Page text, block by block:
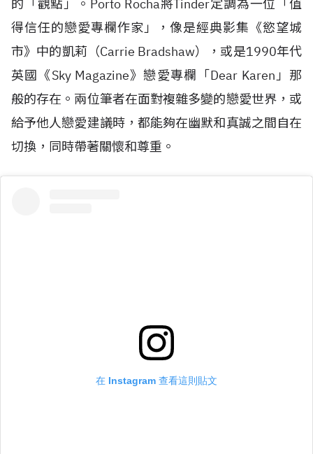
的「觀點」。Porto Rocha將Tinder定調為一位「值
得信任的戀愛專欄作家」，像是經典影集《慾望城
市》中的凱莉（Carrie Bradshaw），或是1990年代
英國《Sky Magazine》戀愛專欄「Dear Karen」那
般的存在。兩位筆者在面對複雜多變的戀愛世界，或
給予他人戀愛建議時，都能夠在幽默和真誠之間自在
切換，同時帶著關懷和尊重。
在 Instagram 查看這則貼文